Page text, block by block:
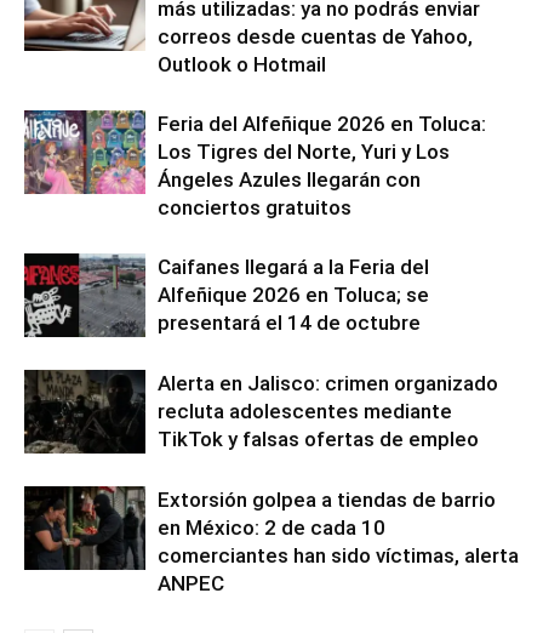
más utilizadas: ya no podrás enviar
correos desde cuentas de Yahoo,
Outlook o Hotmail
Feria del Alfeñique 2026 en Toluca:
Los Tigres del Norte, Yuri y Los
Ángeles Azules llegarán con
conciertos gratuitos
Caifanes llegará a la Feria del
Alfeñique 2026 en Toluca; se
presentará el 14 de octubre
Alerta en Jalisco: crimen organizado
recluta adolescentes mediante
TikTok y falsas ofertas de empleo
Extorsión golpea a tiendas de barrio
en México: 2 de cada 10
comerciantes han sido víctimas, alerta
ANPEC